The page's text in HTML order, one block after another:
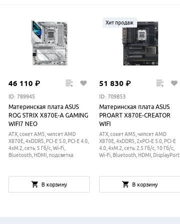
46 110 ₽
ID: 789945
Материнская плата ASUS
ROG STRIX X870E-A GAMING
WIFI7 NEO
ATX, сокет AM5, чипсет AMD
X870E, 4xDDR5, PCI-E 5.0, PCI-E 4.0,
4xM.2, сеть: 5 Гб/с, Wi-Fi,
Bluetooth, HDMI, подсветка
В корзину
Хит продаж
51 830 ₽
ID: 709853
Материнская плата ASUS
PROART X870E-CREATOR
WIFI
ATX, сокет AM5, чипсет AMD
X870E, 4xDDR5, 2xPCI-E 5.0, PCI-E
4.0, 4xM.2, сеть: 2.5 Гб/с, 10 Гб/с,
Wi-Fi, Bluetooth, HDMI, DisplayPort
В корзину